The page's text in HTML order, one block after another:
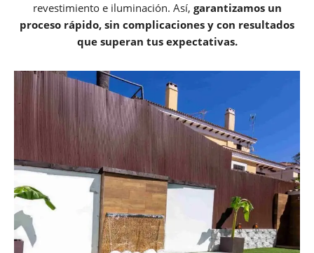
revestimiento e iluminación. Así, garantizamos un
proceso rápido, sin complicaciones y con resultados
que superan tus expectativas.